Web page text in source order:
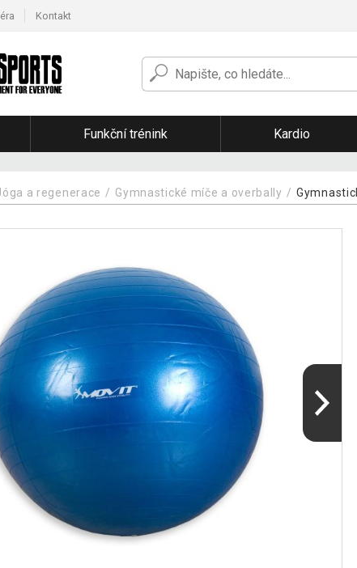
Kontakt
Funkční trénink Kardio
a regenerace Gymnastické míče a overbally